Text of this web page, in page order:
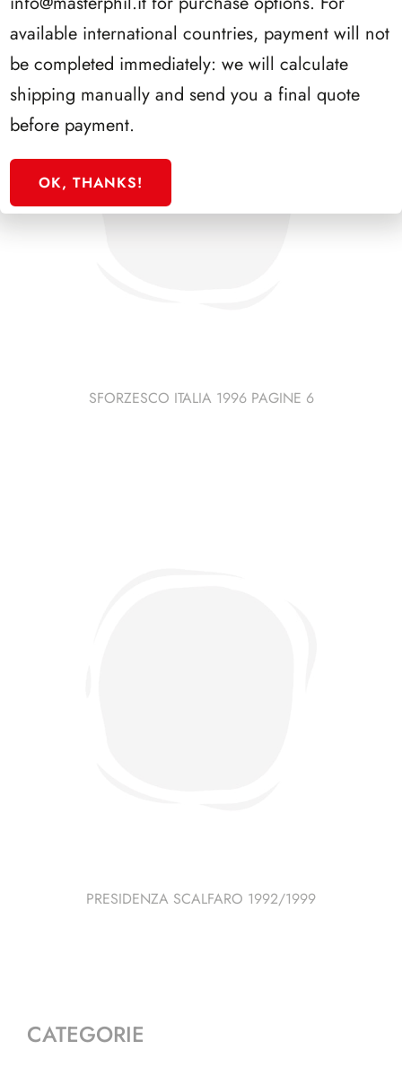
SFORZESCO ITALIA 1996 PAGINE 6
PRESIDENZA SCALFARO 1992/1999
CATEGORIE
available international countries, payment will not
be completed immediately: we will calculate
shipping manually and send you a final quote
before payment.
OK, THANKS!